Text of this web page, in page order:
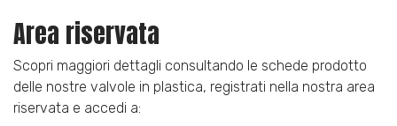
Area riservata
Scopri maggiori dettagli consultando le schede prodotto
delle nostre valvole in plastica, registrati nella nostra area
riservata e accedi a: